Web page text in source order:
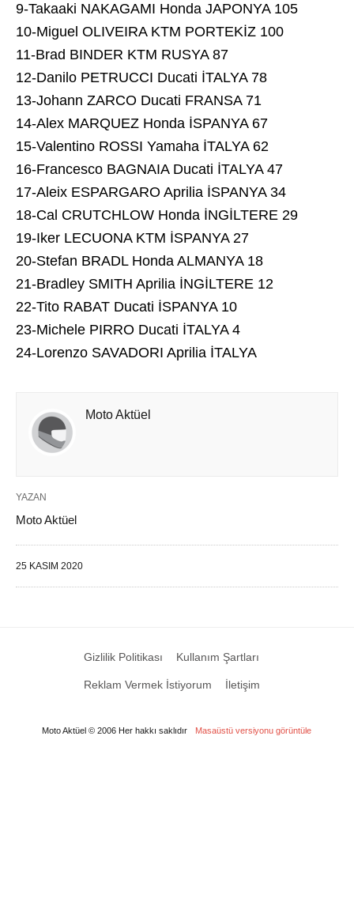
9-Takaaki NAKAGAMI Honda JAPONYA 105
10-Miguel OLIVEIRA KTM PORTEKİZ 100
11-Brad BINDER KTM RUSYA 87
12-Danilo PETRUCCI Ducati İTALYA 78
13-Johann ZARCO Ducati FRANSA 71
14-Alex MARQUEZ Honda İSPANYA 67
15-Valentino ROSSI Yamaha İTALYA 62
16-Francesco BAGNAIA Ducati İTALYA 47
17-Aleix ESPARGARO Aprilia İSPANYA 34
18-Cal CRUTCHLOW Honda İNGİLTERE 29
19-Iker LECUONA KTM İSPANYA 27
20-Stefan BRADL Honda ALMANYA 18
21-Bradley SMITH Aprilia İNGİLTERE 12
22-Tito RABAT Ducati İSPANYA 10
23-Michele PIRRO Ducati İTALYA 4
24-Lorenzo SAVADORI Aprilia İTALYA
Moto Aktüel
YAZAN
Moto Aktüel
25 KASIM 2020
Gizlilik Politikası Kullanım Şartları
Reklam Vermek İstiyorum İletişim
Moto Aktüel © 2006 Her hakkı saklıdır Masaüstü versiyonu görüntüle